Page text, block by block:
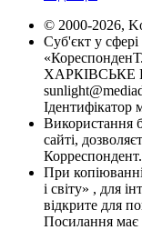
© 2000-2026,
Суб'єкт у
ХАРКІВСЬКЕ
Ідентифікатор
Використання
сайті,
При
і світу» , для
відкрите для
Посилання має